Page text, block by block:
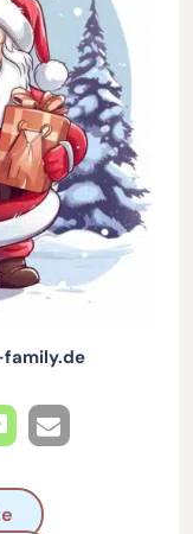
family.de